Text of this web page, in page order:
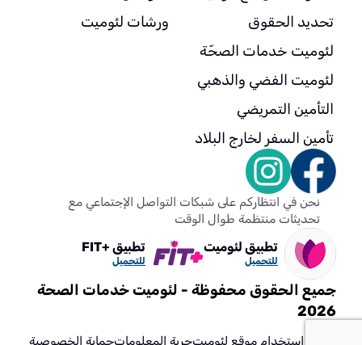
تحديد الحقوق
لئوميت خدمات الصحّة
لئوميت الفضي والذهبي
التأمين التمريضي
تأمين السفر لخارج البلاد
ورشات لئوميت
نحن في انتظاركم على شبكات التواصل الإجتماعي مع
تحديثات منتظمة طوال الوقت
تطبيق لئوميت
للتحميل
تطبيق +FIT
للتحميل
جميع الحقوق محفوظة - لئوميت خدمات الصحة
2026
شروط استخدام موقع لئوميتحرية المعلوماتحماية الخصوصية